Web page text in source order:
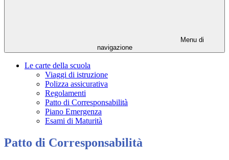
Menu di
navigazione
Le carte della scuola
Viaggi di istruzione
Polizza assicurativa
Regolamenti
Patto di Corresponsabilità
Piano Emergenza
Esami di Maturità
Patto di Corresponsabilità